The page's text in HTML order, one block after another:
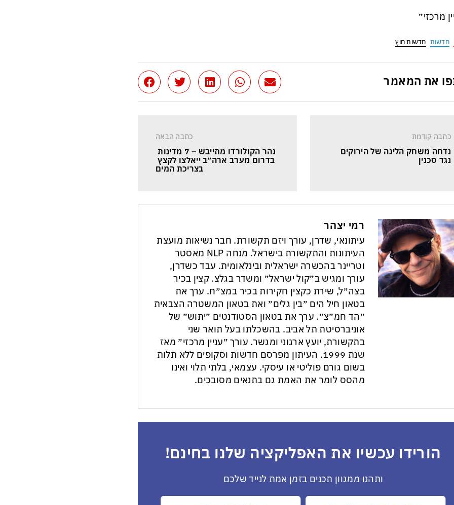
מרכזי״
חדשות חדשות חוץ
את המאמר
כתבה קודמת
נדחה משחק הליגה של הירוקים
נגד סכנין
כתבה הבאה
נהר הקולורדו מתייבש – 7 מדינות
בדרום מערב ארה״ב ייאלצו לקצץ
בצריכת המים
רמי יצהר
עיתונאי, שדרן, עורך ויזם תקשורת. חבר נשיאות מועצת
העיתונות והתקשורת בישראל. מנחה NLP מאסטר
וטריינר בהכשרה ישראלית ובינלאומית. עבד כשדרן,
עורך ומגיש ב״קול ישראל״ ומשדר בגלצ. קצין בכיר
בצה״ל, שירת כקצין חקירות בכיר במצ״ח. ערך את
בטאון חיל הים ״בין גלים״ ואת בטאון המשטרה הצבאית
״הד חמ״צ״. ערך את בטאון הסטודנטים ״יתוש״ של
אוניברסיטת תל אביב. בהשכלתו בעל תואר שני
בתקשורת, יועץ ארגוני ומגשר. עורך ״עניין מרכזי״ מאז
שנת 1999. העיתון מפרסם חדשות וסקופים ללא תלות
בשום גורם פוליטי או עיסקי. עצמאי, בלתי תלוי ואינו
מהסס לומר את האמת גם בתנאים מסובכים.
הורידו עכשיו את האפליקציה שלנו בחינם!
ותהנו ממגוון תכנים בזמן אמת לנייד שלכם